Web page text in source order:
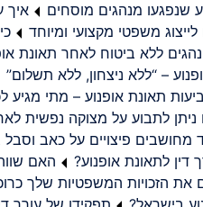
שנפגעו מנהגים מוסחים
איך
לייצוג משפטי מקצועי ומיוחד
ללא ביטוח לאחר תאונת
– “ללא ניצחון, ללא תשלום”
תאונת אופנוע – מתי מגיע
לתבוע על מצוקה נפשית
מחושבים פיצויים על כאב
דין לתאונת אופנוע?
האם
את הזכויות המשפטיות שלך